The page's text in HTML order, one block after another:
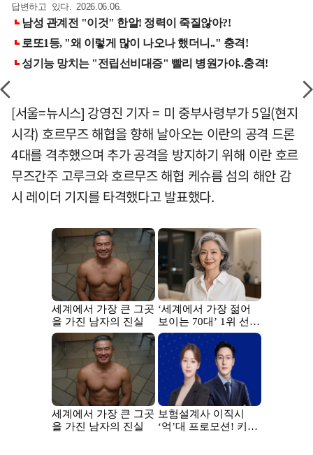
답변하고 있다. 2026.06.06.
[서울=뉴시스] 강영진 기자 = 미 중부사령부가 5일(현지
시각) 호르무즈 해협을 향해 날아오는 이란의 공격 드론
4대를 격추했으며 추가 공격을 방지하기 위해 이란 호르
무즈간주 고루크와 호르무즈 해협 케슈름 섬의 해안 감
시 레이더 기지를 타격했다고 발표했다.